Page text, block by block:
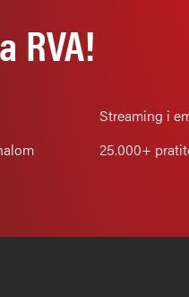
RVA!
Streaming i
25.000+